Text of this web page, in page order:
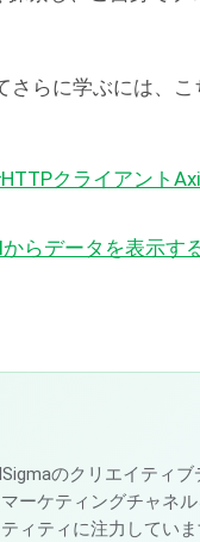
さらに学ぶには、こ
クライアント
らデータを表示す
のクリエイティ
ーケティングチャネ
ィティに注力してい